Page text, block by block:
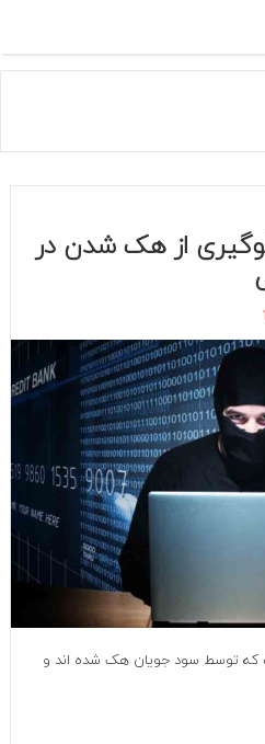
از هک شدن در
که توسط سود جویان هک شده اند و